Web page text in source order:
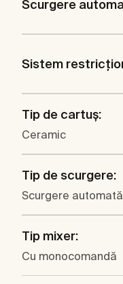
Scurgere
Sistem
Tip de cartuş:
Ceramic
Tip de scurgere:
Scurgere automată
Tip mixer:
Cu monocomandă